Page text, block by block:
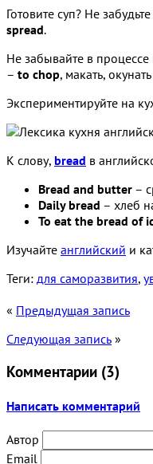
Готовите суп? Не
spread.
Не забывайте в
– to chop, макать,
Экспериментируйте на
К слову, bread в
Bread and butter –
Daily bread – хлеб
To eat the bread of
Изучайте английский и
Теги: для саморазвития,
« Предыдущая запись
Следующая запись »
Комментарии (3)
Написать комментарий
Автор
Email